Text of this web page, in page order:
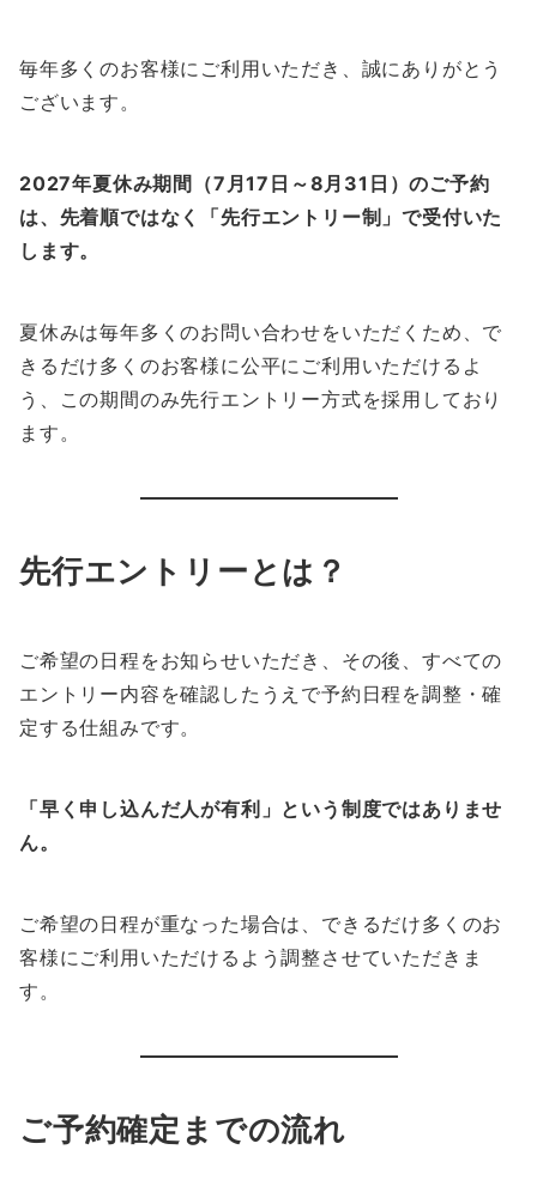
毎年多くのお客様にご利用いただき、誠にありがとう
ございます。
2027年夏休み期間（7月17日～8月31日）のご予約
は、先着順ではなく「先行エントリー制」で受付いた
します。
夏休みは毎年多くのお問い合わせをいただくため、で
きるだけ多くのお客様に公平にご利用いただけるよ
う、この期間のみ先行エントリー方式を採用しており
ます。
先行エントリーとは？
ご希望の日程をお知らせいただき、その後、すべての
エントリー内容を確認したうえで予約日程を調整・確
定する仕組みです。
「早く申し込んだ人が有利」という制度ではありませ
ん。
ご希望の日程が重なった場合は、できるだけ多くのお
客様にご利用いただけるよう調整させていただきま
す。
ご予約確定までの流れ